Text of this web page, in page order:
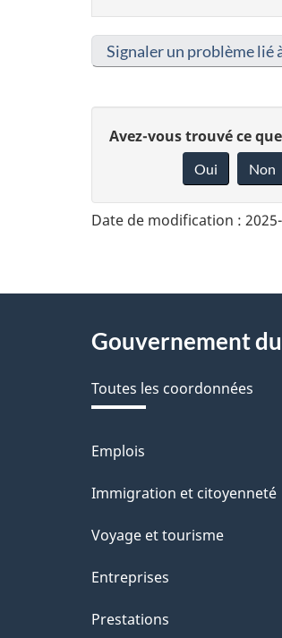
Signaler un problème lié
D
n
v
o
r
e
r
r
Avez-vous trouvé ce
Oui Non
Date de modification :
AboutGouvernement
Toutes les coordonnées
Thèmes
et
Emplois
Immigration et citoyenneté
Voyage et tourisme
Entreprises
Prestations